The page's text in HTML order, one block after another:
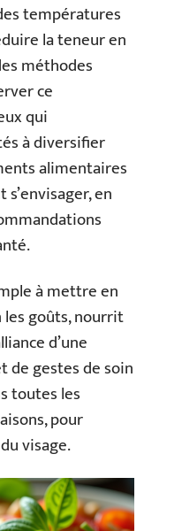
températures
la teneur en
méthodes
ce
qui
à diversifier
alimentaires
en
à mettre en
les goûts, nourrit
d’une
gestes de soin
toutes les
pour
visage.